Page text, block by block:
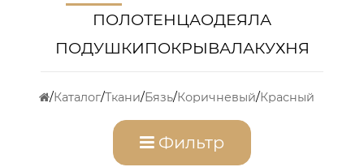
ПОЛОТЕНЦАОДЕЯЛА
ПОДУШКИПОКРЫВАЛАКУХНЯ
Каталог Ткани Бязь Коричневый Красный
Фильтр